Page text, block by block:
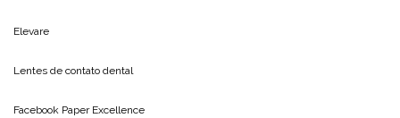
Elevare
Lentes de contato dental
Facebook Paper Excellence